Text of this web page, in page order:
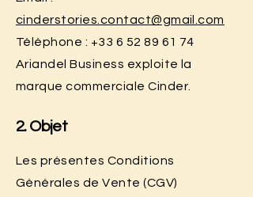
cinderstories.contact@gmail.com
Téléphone : +33 6 52 89 61 74
Ariandel Business exploite la
marque commerciale Cinder.
2. Objet
Les présentes Conditions
Générales de Vente (CGV)